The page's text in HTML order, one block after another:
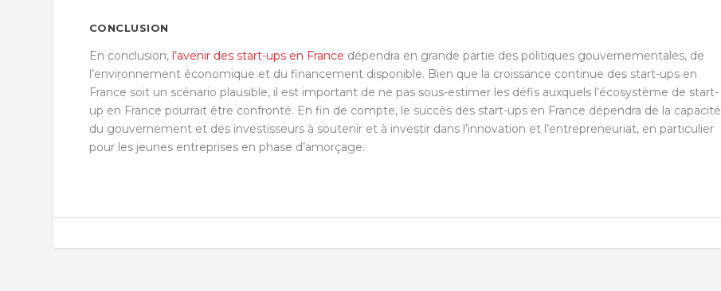
CONCLUSION
En conclusion, l’avenir des start-ups en France dépendra en grande partie des politiques gouvernementales, de
l’environnement économique et du financement disponible. Bien que la croissance continue des start-ups en
France soit un scénario plausible, il est important de ne pas sous-estimer les défis auxquels l’écosystème de start-
up en France pourrait être confronté. En fin de compte, le succès des start-ups en France dépendra de la capacité
du gouvernement et des investisseurs à soutenir et à investir dans l’innovation et l’entrepreneuriat, en particulier
pour les jeunes entreprises en phase d’amorçage.